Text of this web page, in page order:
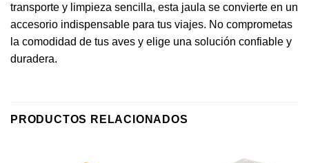
transporte y limpieza sencilla, esta jaula se convierte en un
accesorio indispensable para tus viajes. No comprometas
la comodidad de tus aves y elige una solución confiable y
duradera.
PRODUCTOS RELACIONADOS